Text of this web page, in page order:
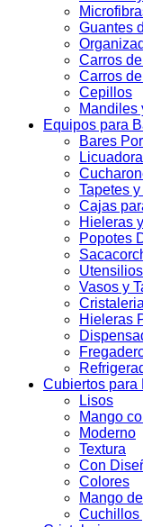
Guantes
Carros
Carros
Cepillos
Mandiles
Equipos para
Bares
Tapetes
Cajas
Hieleras
Popotes
Vasos y
Hieleras
Cubiertos para
Lisos
Mango
Moderno
Textura
Con
Colores
Mango
Cuchillos